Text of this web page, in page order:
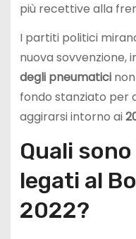
più recettive alla
I partiti politici
nuova sovvenzione,
degli pneumaticinon
fondo stanziato per
aggirarsi intorno ai
Quali
legati al
2022?